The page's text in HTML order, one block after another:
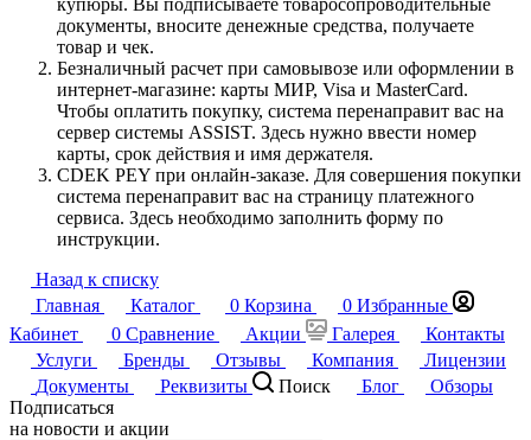
купюры. Вы подписываете товаросопроводительные
документы, вносите денежные средства, получаете
товар и чек.
Безналичный расчет при самовывозе или оформлении в
интернет-магазине: карты МИР, Visa и MasterCard.
Чтобы оплатить покупку, система перенаправит вас на
сервер системы ASSIST. Здесь нужно ввести номер
карты, срок действия и имя держателя.
CDEK PEY при онлайн-заказе. Для совершения покупки
система перенаправит вас на страницу платежного
сервиса. Здесь необходимо заполнить форму по
инструкции.
Назад к списку
Главная
Каталог 0 Корзина 0 Избранные
Кабинет
0 Сравнение Акции Галерея
Контакты
Услуги
Бренды Отзывы Компания
Лицензии
Документы
Реквизиты Поиск Блог
Обзоры
Подписаться
на новости и акции